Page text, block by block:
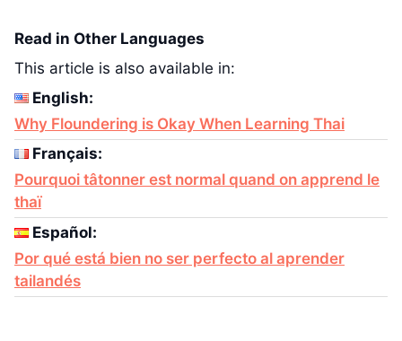
Read in Other Languages
This article is also available in:
English:
Why Floundering is Okay When Learning Thai
Français:
Pourquoi tâtonner est normal quand on apprend le
thaï
Español:
Por qué está bien no ser perfecto al aprender
tailandés